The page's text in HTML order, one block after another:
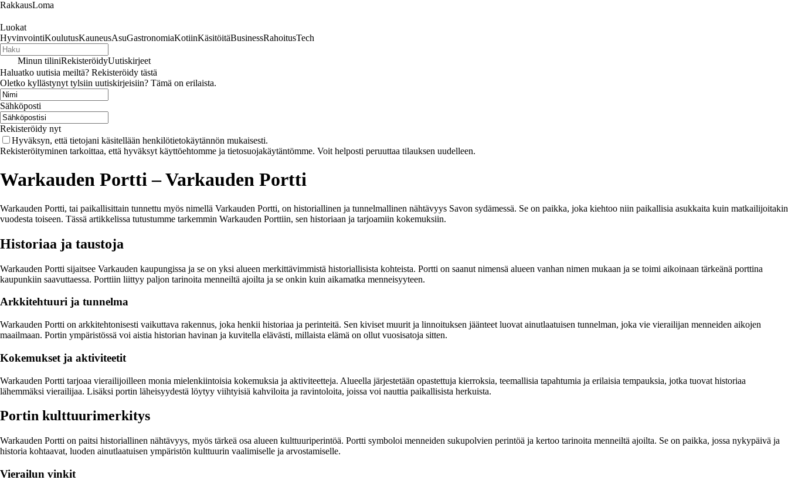
RakkausLoma
Luokat
HyvinvointiKoulutusKauneusAsuGastronomiaKotiinKäsitöitäBusinessRahoitusTech
Minun tiliniRekisteröidyUutiskirjeet
Haluatko uutisia meiltä? Rekisteröidy tästä
Oletko kyllästynyt tylsiin uutiskirjeisiin? Tämä on erilaista.
Sähköposti
Rekisteröidy nyt
Hyväksyn, että tietojani käsitellään henkilötietokäytännön mukaisesti.
Rekisteröityminen tarkoittaa, että hyväksyt käyttöehtomme ja tietosuojakäytäntömme. Voit helposti peruuttaa tilauksen uudelleen.
Warkauden Portti – Varkauden Portti
Warkauden Portti, tai paikallisittain tunnettu myös nimellä Varkauden Portti, on historiallinen ja tunnelmallinen nähtävyys Savon sydämessä. Se on paikka, joka kiehtoo niin paikallisia asukkaita kuin matkailijoitakin
vuodesta toiseen. Tässä artikkelissa tutustumme tarkemmin Warkauden Porttiin, sen historiaan ja tarjoamiin kokemuksiin.
Historiaa ja taustoja
Warkauden Portti sijaitsee Varkauden kaupungissa ja se on yksi alueen merkittävimmistä historiallisista kohteista. Portti on saanut nimensä alueen vanhan nimen mukaan ja se toimi aikoinaan tärkeänä porttina
kaupunkiin saavuttaessa. Porttiin liittyy paljon tarinoita menneiltä ajoilta ja se onkin kuin aikamatka menneisyyteen.
Arkkitehtuuri ja tunnelma
Warkauden Portti on arkkitehtonisesti vaikuttava rakennus, joka henkii historiaa ja perinteitä. Sen kiviset muurit ja linnoituksen jäänteet luovat ainutlaatuisen tunnelman, joka vie vierailijan menneiden aikojen
maailmaan. Portin ympäristössä voi aistia historian havinan ja kuvitella elävästi, millaista elämä on ollut vuosisatoja sitten.
Kokemukset ja aktiviteetit
Warkauden Portti tarjoaa vierailijoilleen monia mielenkiintoisia kokemuksia ja aktiviteetteja. Alueella järjestetään opastettuja kierroksia, teemallisia tapahtumia ja erilaisia tempauksia, jotka tuovat historiaa
lähemmäksi vierailijaa. Lisäksi portin läheisyydestä löytyy viihtyisiä kahviloita ja ravintoloita, joissa voi nauttia paikallisista herkuista.
Portin kulttuurimerkitys
Warkauden Portti on paitsi historiallinen nähtävyys, myös tärkeä osa alueen kulttuuriperintöä. Portti symboloi menneiden sukupolvien perintöä ja kertoo tarinoita menneiltä ajoilta. Se on paikka, jossa nykypäivä ja
historia kohtaavat, luoden ainutlaatuisen ympäristön kulttuurin vaalimiselle ja arvostamiselle.
Vierailun vinkit